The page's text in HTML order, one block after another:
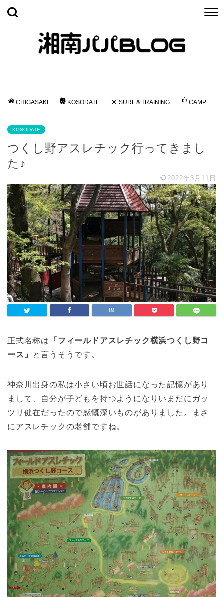
CHIGASAKI KOSODATE SURF＆TRAINING CAMP
KOSODATE
つくし野アスレチック行ってきまし
た♪
2022年3月11日
正式名称は
「フィールドアスレチック横浜つくし野コ
ース」 と言うそうです。
神奈川出身の私は小さい頃お世話になった記憶があり
まして、自分が子どもを持つようになりいまだにガッ
ツリ健在だったので感慨深いものがありました。まさ
にアスレチックの老舗ですね。